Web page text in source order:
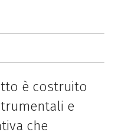
è costruito
e
che